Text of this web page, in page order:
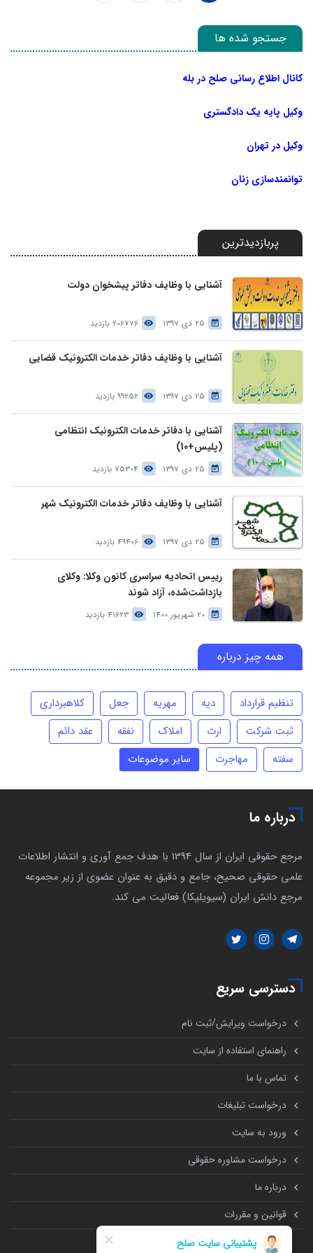
جستجو شده ها
کانال اطلاع رسانی صلح در بله
وکیل پایه یک دادگستری
وکیل در تهران
توانمندسازی زنان
پربازدیدترین
آشنایی با وظایف دفاتر پیشخوان دولت
25 دی 1397 206776 بازدید
آشنایی با وظایف دفاتر خدمات الکترونیک قضایی
25 دی 1397 99252 بازدید
آشنایی با دفاتر خدمات الکترونیک انتظامی
(پلیس+10)
25 دی 1397 75304 بازدید
آشنایی با وظایف دفاتر خدمات الکترونیک شهر
25 دی 1397 49406 بازدید
رییس اتحادیه سراسری کانون وکلا: وکلای
بازداشت‌شده، آزاد شوند
20 شهریور 1400 41623 بازدید
همه چیز درباره
تنظیم قرارداد دیه مهریه جعل
کلاهبرداری
ثبت شرکت
ارث املاک نفقه
عقد دائم
سفته
مهاجرت سایر موضوعات
درباره ما
مرجع حقوقی ایران از سال 1394 با هدف جمع آوری و انتشار اطلاعات
علمی حقوقی صحیح، جامع و دقیق به عنوان عضوی از زیر مجموعه
مرجع دانش ایران (سیویلیکا) فعالیت می کند.
دسترسی سریع
درخواست ویرایش/ثبت نام
راهنمای استفاده از سایت
تماس با ما
درخواست تبلیغات
ورود به سایت
درخواست مشاوره حقوقی
درباره ما
قوانین و مقررات